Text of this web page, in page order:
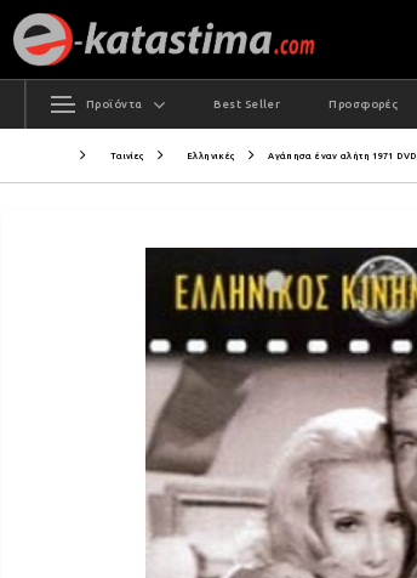
Προϊόντα Best Seller Προσφορές
Ταινίες Ελληνικές Αγάπησα έναν αλήτη 1971 DVD